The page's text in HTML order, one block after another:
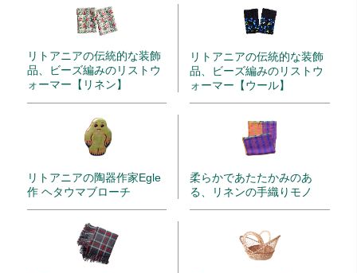
リトアニアの伝統的な装飾
品、ビーズ編みのリストウ
ォーマー【リネン】
リトアニアの伝統的な装飾
品、ビーズ編みのリストウ
ォーマー【ウール】
リトアニアの陶器作家Egle
作 ヘタウマブローチ
柔らかであたたかみのあ
る、リネンの手織りモノ